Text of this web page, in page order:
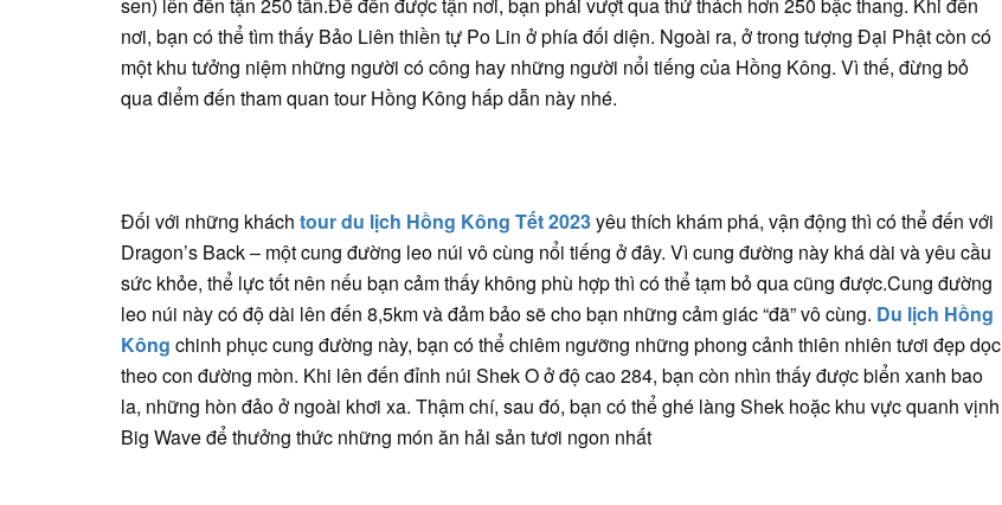
nơi, bạn có thể tìm thấy Bảo Liên thiền tự Po Lin ở phía đối diện. Ngoài ra, ở trong tượng Đại Phật còn có
một khu tưởng niệm những người có công hay những người nổi tiếng của Hồng Kông. Vì thế, đừng bỏ
qua điểm đến tham quan tour Hồng Kông hấp dẫn này nhé.
Đối với những khách tour du lịch Hồng Kông Tết 2023yêu thích khám phá, vận động thì có thể đến với
Dragon’s Back – một cung đường leo núi vô cùng nổi tiếng ở đây. Vì cung đường này khá dài và yêu cầu
sức khỏe, thể lực tốt nên nếu bạn cảm thấy không phù hợp thì có thể tạm bỏ qua cũng được.Cung đường
leo núi này có độ dài lên đến 8,5km và đảm bảo sẽ cho bạn những cảm giác “đã” vô cùng. Du lịch Hồng
Kông chinh phục cung đường này, bạn có thể chiêm ngưỡng những phong cảnh thiên nhiên tươi đẹp dọc
theo con đường mòn. Khi lên đến đỉnh núi Shek O ở độ cao 284, bạn còn nhìn thấy được biển xanh bao
la, những hòn đảo ở ngoài khơi xa. Thậm chí, sau đó, bạn có thể ghé làng Shek hoặc khu vực quanh vịnh
Big Wave để thưởng thức những món ăn hải sản tươi ngon nhất